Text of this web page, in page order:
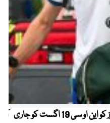
کیریبین پریمیئر لیگ ، قومی کرکٹرز کو این او سی 19 اگست کو جاری